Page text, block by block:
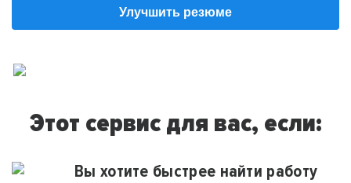
Улучшить резюме
Этот сервис для вас, если:
Вы хотите быстрее найти работу